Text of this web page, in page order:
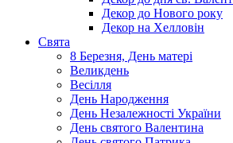
Декор до Нового року
Декор на Хелловін
Свята
8 Березня, День матері
Великдень
Весілля
День Народження
День Незалежності України
День святого Валентина